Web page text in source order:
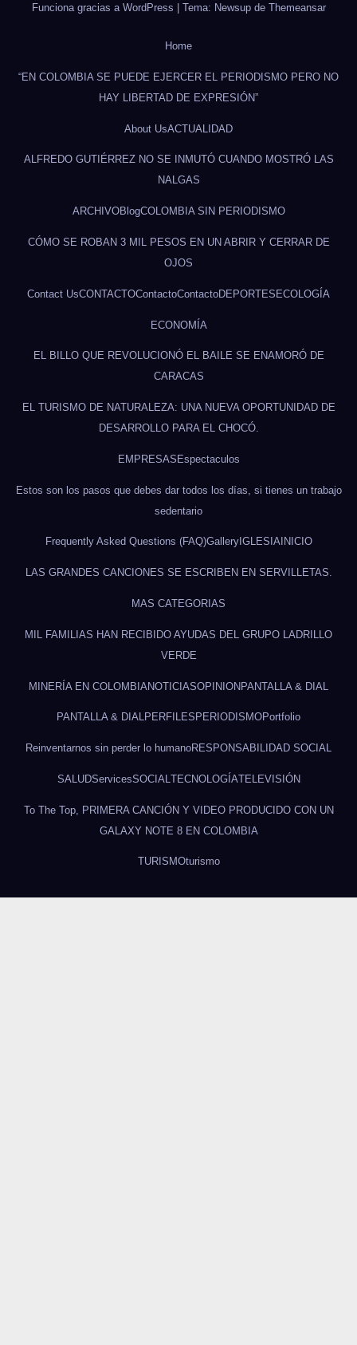
Funciona gracias a WordPress | Tema: Newsup de Themeansar
Home
“EN COLOMBIA SE PUEDE EJERCER EL PERIODISMO PERO NO
HAY LIBERTAD DE EXPRESIÓN”
About UsACTUALIDAD
ALFREDO GUTIÉRREZ NO SE INMUTÓ CUANDO MOSTRÓ LAS
NALGAS
ARCHIVOBlogCOLOMBIA SIN PERIODISMO
CÓMO SE ROBAN 3 MIL PESOS EN UN ABRIR Y CERRAR DE
OJOS
Contact UsCONTACTOContactoContactoDEPORTESECOLOGÍA
ECONOMÍA
EL BILLO QUE REVOLUCIONÓ EL BAILE SE ENAMORÓ DE
CARACAS
EL TURISMO DE NATURALEZA: UNA NUEVA OPORTUNIDAD DE
DESARROLLO PARA EL CHOCÓ.
EMPRESAS Espectaculos
Estos son los pasos que debes dar todos los días, si tienes un trabajo
sedentario
Frequently Asked Questions (FAQ)GalleryIGLESIAINICIO
LAS GRANDES CANCIONES SE ESCRIBEN EN SERVILLETAS.
MAS CATEGORIAS
MIL FAMILIAS HAN RECIBIDO AYUDAS DEL GRUPO LADRILLO
VERDE
MINERÍA EN COLOMBIANOTICIASOPINIONPANTALLA & DIAL
PANTALLA & DIALPERFILES PERIODISMOPortfolio
Reinventarnos sin perder lo humanoRESPONSABILIDAD SOCIAL
SALUDServicesSOCIAL TECNOLOGÍATELEVISIÓN
To The Top, PRIMERA CANCIÓN Y VIDEO PRODUCIDO CON UN
GALAXY NOTE 8 EN COLOMBIA
TURISMOturismo